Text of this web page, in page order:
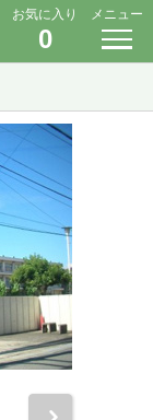
お気に入り
0
メニュー